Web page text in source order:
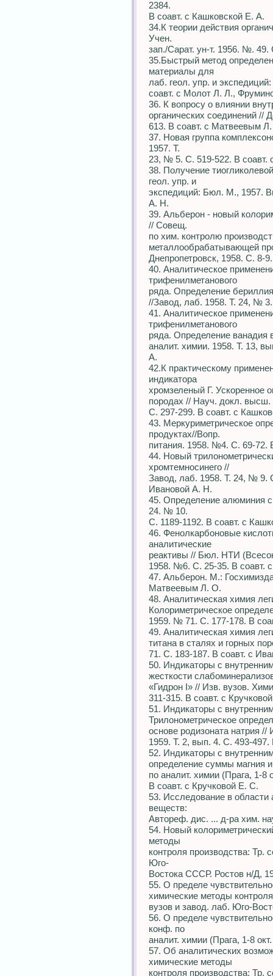
2384.
В соавт. с Кашковской Е. А.
34.К теории действия
Учен.
зап./Сарат. ун-т. 1956. №.
35.Быстрый метод
материалы для
лаб. геол. упр. и
соавт. с Молот Л. Л.,
36. К вопросу о влиянии
органических соединений
613. В соавт. с Матвеевым
37. Новая группа
1957. Т.
23, № 5. С. 519-522. В соавт.
38. Получение
геол. упр. и
экспедиций: Бюл. М., 1957.
А. Н.
39. Альберон - новый
// Совещ.
по хим. контролю
металлообрабатывающей
Днепропетровск, 1958. С. 8-
40. Аналитическое
трифенилметанового
ряда. Определение
//Завод, лаб. 1958. Т. 24, №
41. Аналитическое
трифенилметанового
ряда. Определение
аналит. химии. 1958. Т. 13,
А.
42.К практическому
индикатора
хромзеленый Г. Ускоренное
породах // Науч. докл.
С. 297-299. В соавт. с
43. Меркуриметрическое
продуктах//Вопр.
питания. 1958. №4. С. 69-72.
44. Новый
хромтемносинего //
Завод, лаб. 1958. Т. 24, № 9.
Ивановой А. Н.
45. Определение алюминия
24. № 10.
С. 1189-1192. В соавт. с
46. Фенолкарбоновые
аналитические
реактивы // Бюл. НТИ
1958. №6. С. 25-35. В соавт.
47. Альберон. М.:
Матвеевым Л. О.
48. Аналитическая химия
Колориметрическое
1959. № 71. С. 177-178. В
49. Аналитическая химия
титана в сталях и горных
71. С. 183-187. В соавт. с
50. Индикаторы с
жесткости
«Гидрон I» // Изв. вузов.
311-315. В соавт. с
51. Индикаторы с
Трилонометрическое
основе родизоната натрия
1959. Т. 2, вып. 4. С. 493-
52. Индикаторы с
определение суммы магния
по аналит. химии (Прага, 1-8
В соавт. с Кручковой Е. С.
53. Исследование в области
веществ:
Автореф. дис. ... д-ра хим.
54. Новый
методы
контроля производства: Тр.
Юго-
Востока СССР. Ростов н/Д,
55. О пределе
химические методы
вузов и завод. лаб. Юго-
56. О пределе
конф. по
аналит. химии (Прага, 1-8
57. Об аналитических
химические методы
контроля производства: Тр.